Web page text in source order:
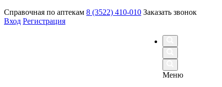
Справочная по аптекам 8 (3522) 410-010 Заказать звонок
Вход Регистрация
Меню